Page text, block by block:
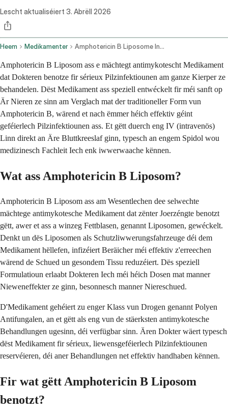
Lescht aktualiséiert 3. Abrëll 2026
Heem Medikamenter Amphotericin B Liposome Intravenous Route
Amphotericin B Liposom ass e mächtegt antimykotescht Medikament
dat Dokteren benotze fir sérieux Pilzinfektiounen am ganze Kierper ze
behandelen. Dëst Medikament ass speziell entwéckelt fir méi sanft op
Är Nieren ze sinn am Verglach mat der traditioneller Form vun
Amphotericin B, wärend et nach ëmmer héich effektiv géint
geféierlech Pilzinfektiounen ass. Et gëtt duerch eng IV (intravenös)
Linn direkt an Äre Bluttkreeslaf ginn, typesch an engem Spidol wou
medizinesch Fachleit Iech enk iwwerwaache kënnen.
Wat ass Amphotericin B Liposom?
Amphotericin B Liposom ass am Wesentlechen dee selwechte
mächtege antimykotesche Medikament dat zënter Joerzéngte benotzt
gëtt, awer et ass a winzeg Fettblasen, genannt Liposomen, gewéckelt.
Denkt un dës Liposomen als Schutzliwwerungsfahrzeuge déi dem
Medikament hëllefen, infizéiert Beräicher méi effektiv z'erreechen
wärend de Schued un gesondem Tissu reduzéiert. Dës speziell
Formulatioun erlaabt Dokteren Iech méi héich Dosen mat manner
Nieweneffekter ze ginn, besonnesch manner Niereschued.
D'Medikament gehéiert zu enger Klass vun Drogen genannt Polyen
Antifungalen, an et gëtt als eng vun de stäerksten antimykotesche
Behandlungen ugesinn, déi verfügbar sinn. Ären Dokter wäert typesch
dëst Medikament fir sérieux, liewensgeféierlech Pilzinfektiounen
reservéieren, déi aner Behandlungen net effektiv handhaben kënnen.
Fir wat gëtt Amphotericin B Liposom
benotzt?